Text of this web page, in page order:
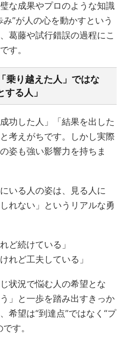
な成果やプロのような知識
”が人の心を動かすという
葛藤や試行錯誤の過程にこ
す。
乗り越えた人」ではな
する人」
功した人」「結果を出した
考えがちです。しかし実際
姿も強い影響力を持ちま
いる人の姿は、見る人に
れない」というリアルな勇
ど続けている」
れど工夫している」
状況で悩む人の希望とな
」と一歩を踏み出すきっか
希望は“到達点”ではなく“プ
す。